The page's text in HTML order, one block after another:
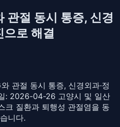
관절 동시 통증, 신경
으로 해결
관절 동시 통증, 신경외과·정
: 2026-04-26 고양시 및 일산
크 질환과 퇴행성 관절염을 동
니다.